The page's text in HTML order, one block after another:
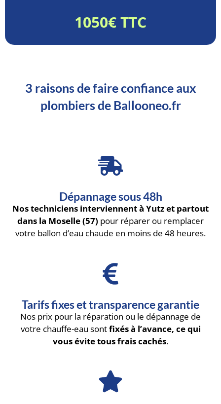
1050€ TTC
3 raisons de faire confiance aux
plombiers de Ballooneo.fr
Dépannage sous 48h
Nos techniciens interviennent à Yutz et partout
dans la Moselle (57) pour réparer ou remplacer
votre ballon d’eau chaude en moins de 48 heures.
Tarifs fixes et transparence garantie
Nos prix pour la réparation ou le dépannage de
votre chauffe-eau sontfixés à l’avance, ce qui
vous évite tous frais cachés.